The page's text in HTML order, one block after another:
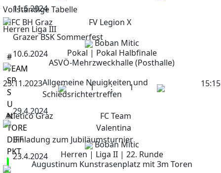
Vollständige Tabelle
Herren Liga III
#
TEAM
SP
S
U
N
TORE
DIFF
PKT
HFC BH Graz
FV Legion X
Boban Mitic
Pokal | Pokal Halbfinale
ASVÖ-Mehrzweckhalle (Posthalle)
25.11.2023
15:15
1 : 1
Atletico Graz
FC Team
Valentina
Boban Mitic
Herren | Liga II | 22. Runde
Augustinum Kunstrasenplatz mit 3m Toren
11.6.2024
Grazer BSK Sommerfest
10.6.2024
Allgemeine Neuigkeiten und
Schiedsrichtertreffen
29.4.2024
Einladung zum Jubiläumsturnier
23.4.2024